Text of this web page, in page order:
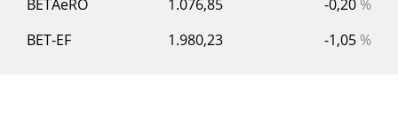
BETAeRO
1.076,85 -0,20 %
BET-EF
1.980,23 -1,05 %